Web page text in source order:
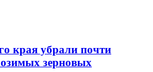
края убрали почти
зерновых